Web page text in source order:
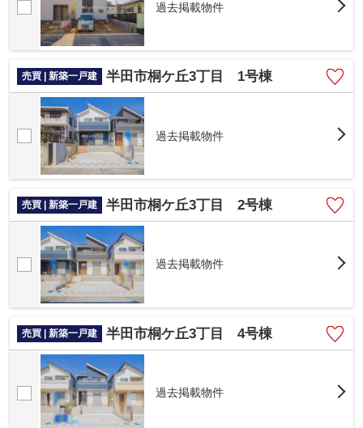
過去掲載物件
売買 | 新築一戸建 半田市桐ケ丘3丁目 1号棟
過去掲載物件
売買 | 新築一戸建 半田市桐ケ丘3丁目 2号棟
過去掲載物件
売買 | 新築一戸建 半田市桐ケ丘3丁目 4号棟
過去掲載物件